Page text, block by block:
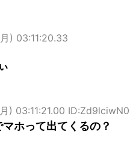
) 03:11:20.33
) 03:11:21.00 ID:Zd9lciwN0
ホって出てくるの？